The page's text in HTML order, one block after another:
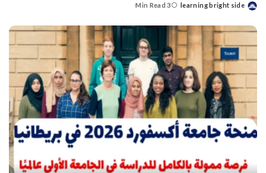
Posted
learning bright side
3 Min Read